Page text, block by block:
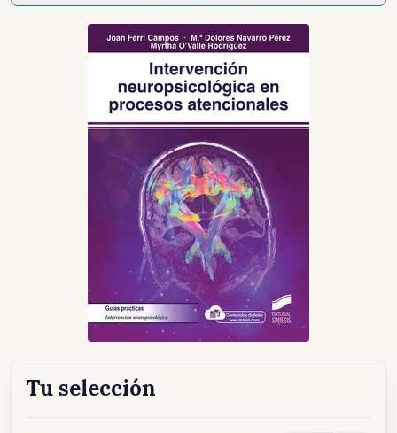
Tu selección